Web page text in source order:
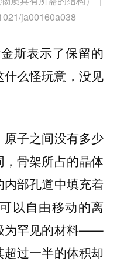
ja00160a038
斯表示了保留的
么怪玩意，没见
子之间没有多少
骨架所占的晶体
部孔道中填充着
以自由移动的离
为罕见的材料——
过一半的体积却